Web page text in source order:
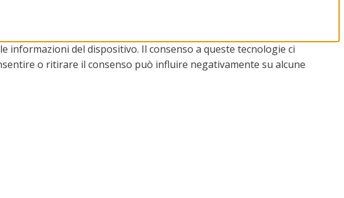
informazioni del dispositivo. Il consenso a queste tecnologie ci
o ritirare il consenso può influire negativamente su alcune